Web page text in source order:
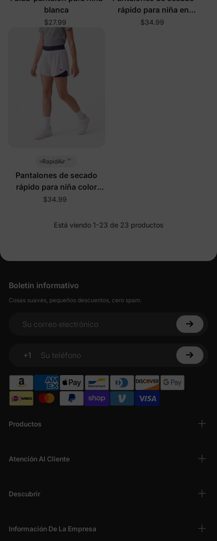
blanca
$27.99
rápido para niña en
amarillo
$34.99
RapidAir ™
Pantalones de secado
rápido para niña color
púrpura claro
$34.99
Está viendo 1-23 de 23 productos
Productos
Atención Al Cliente
Descubrir
Información De La Empresa
Boletín informativo
Cosas suaves, pequeños descuentos, cero spam.
Su correo electrónico
+1
Su teléfono